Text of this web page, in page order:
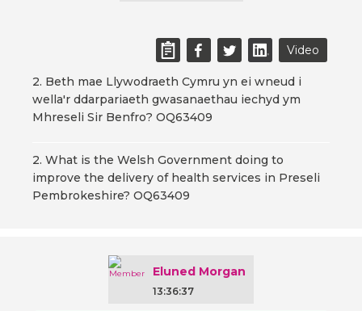
Video
2. Beth mae Llywodraeth Cymru yn ei wneud i
wella'r ddarpariaeth gwasanaethau iechyd ym
Mhreseli Sir Benfro? OQ63409
2. What is the Welsh Government doing to
improve the delivery of health services in Preseli
Pembrokeshire? OQ63409
Eluned Morgan
13:36:37